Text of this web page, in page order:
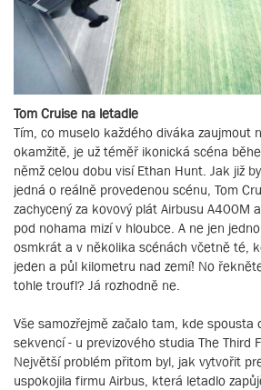
Tom Cruise na letadle
Tím, co muselo každého diváka zaujmout
okamžitě, je už téměř ikonická scéna
němž celou dobu visí Ethan Hunt. Jak již
jedná o reálně provedenou scénu, Tom
zachycený za kovový plát Airbusu A400M
pod nohama mizí v hloubce. A ne jen
osmkrát a v několika scénách včetně té,
jeden a půl kilometru nad zemí! No
tohle troufl? Já rozhodně ne.
Vše samozřejmě začalo tam, kde spousta
sekvencí - u previzového studia The Third
Největší problém přitom byl, jak vytvořit
uspokojila firmu Airbus, která letadlo